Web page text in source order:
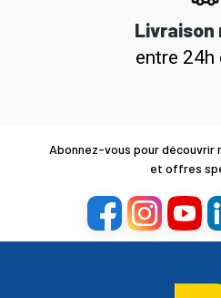
Livraison
entre 24h
Abonnez-vous pour découvrir
et offres